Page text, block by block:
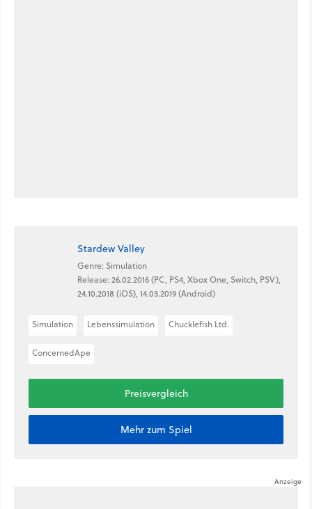
Stardew Valley
Genre: Simulation
Release: 26.02.2016 (PC, PS4, Xbox One, Switch, PSV),
24.10.2018 (iOS), 14.03.2019 (Android)
Simulation Lebenssimulation Chucklefish Ltd.
ConcernedApe
Preisvergleich
Mehr zum Spiel